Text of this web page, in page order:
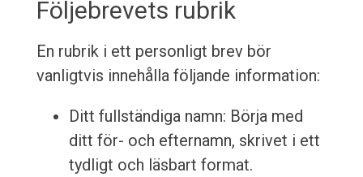
Följebrevets rubrik
En rubrik i ett personligt brev bör
vanligtvis innehålla följande information:
Ditt fullständiga namn: Börja med
ditt för- och efternamn, skrivet i ett
tydligt och läsbart format.